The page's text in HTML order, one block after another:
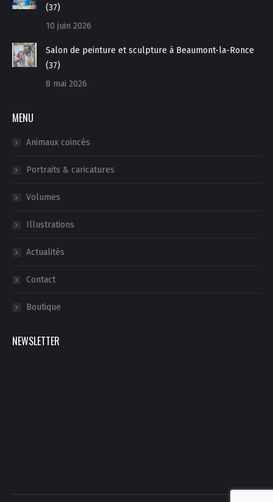
(37)
10 juin 2026
Salon de peinture et sculpture à Beaumont-la-Ronce
(37)
8 mai 2026
MENU
Animaux coincés
Portraits & caricatures
Volumes
Illustrations
Actualités
Contact
Boutique
NEWSLETTER